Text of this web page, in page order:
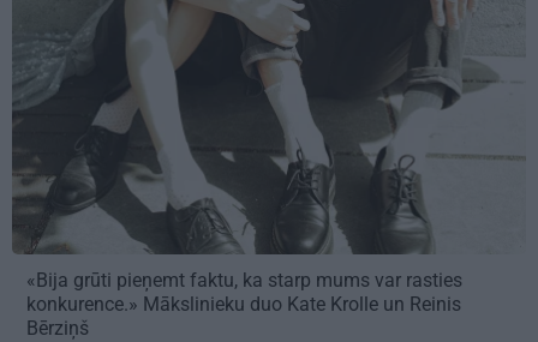
«Bija grūti pieņemt faktu, ka starp mums var rasties
konkurence.» Mākslinieku duo Kate Krolle un Reinis
Bērziņš